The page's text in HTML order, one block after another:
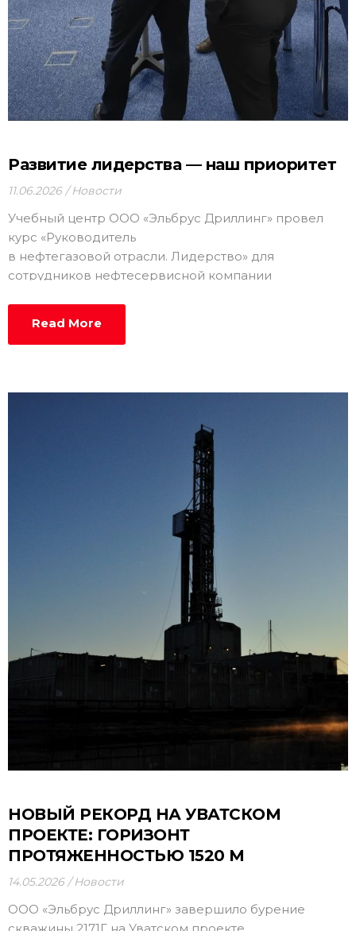
Развитие лидерства — наш приоритет
11.06.2026 Новости
Учебный центр ООО «Эльбрус Дриллинг» провел
курс «Руководитель
в нефтегазовой отрасли. Лидерство» для
сотрудников нефтесервисной компании
Read More
НОВЫЙ РЕКОРД НА УВАТСКОМ
ПРОЕКТЕ: ГОРИЗОНТ
ПРОТЯЖЕННОСТЬЮ 1520 М
14.05.2026 Новости
ООО «Эльбрус Дриллинг» завершило бурение
скважины 2171Г на Уватском проекте